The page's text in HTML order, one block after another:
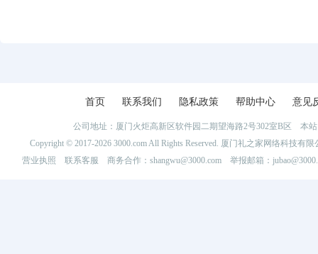
首页 联系我们 隐私政策 帮助中心 意见
公司地址：厦门火炬高新区软件园二期望海路2号302室B区 本
Copyright © 2017-2026 3000.com All Rights Reserved. 厦门礼之家网络科技
营业执照
联系客服 商务合作：shangwu@3000.com 举报邮箱：